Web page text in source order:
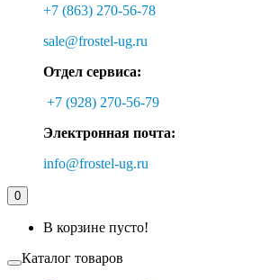
+7 (863) 270-56-78
sale@frostel-ug.ru
Отдел сервиса:
+7 (928) 270-56-79
Электронная почта:
info@frostel-ug.ru
0
В корзине пусто!
Каталог товаров